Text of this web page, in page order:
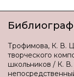
Трофимова, К. В.
творческого
школьников / К.